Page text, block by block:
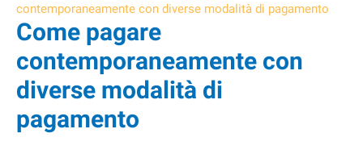
contemporaneamente con diverse modalità di pagamento
Come pagare
contemporaneamente con
diverse modalità di
pagamento